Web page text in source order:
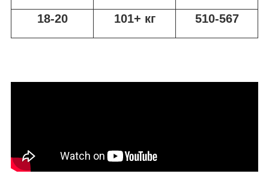
18-20 101+ кг 510-567